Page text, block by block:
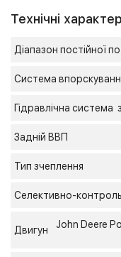
Технічні
Діапазон постійної
Система
Гідравлічна система
Задній ВBП
Тип зчеплення
Cелективно-
Двигун
John Deere